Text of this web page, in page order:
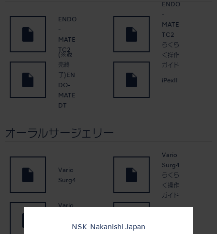
NSK-Nakanishi Japan
ENDO
-
MATE
TC2
ENDO
-
MATE
TC2
らくら
く操作
ガイド
(※販
売終
了)EN
DO-
MATE
DT
iPexII
オーラルサージェリー
Vario
Surg4
Vario
Surg4
らくら
く操作
ガイド
Vario
ハンド